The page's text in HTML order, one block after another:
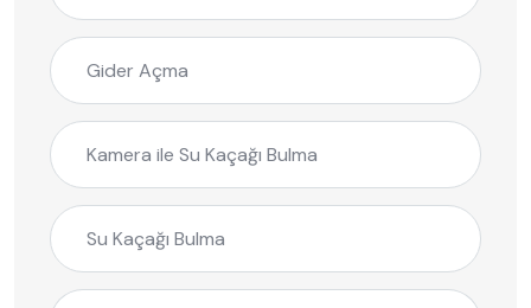
Gider Açma
Kamera ile Su Kaçağı Bulma
Su Kaçağı Bulma